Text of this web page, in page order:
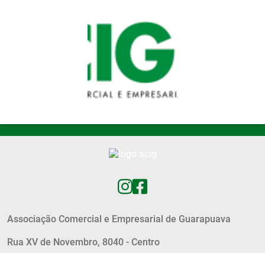
Associação Comercial e Empresarial de Guarapuava
Rua XV de Novembro, 8040 - Centro